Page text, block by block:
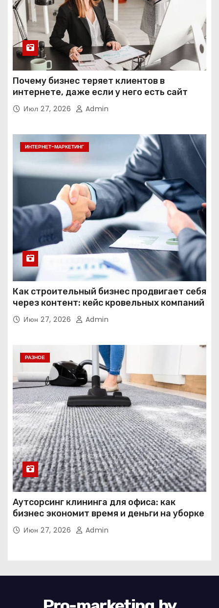
Почему бизнес теряет клиентов в
интернете, даже если у него есть сайт
Июл 27, 2026 Admin
ИНТЕРНЕТ-МАРКЕТИНГ
Как строительный бизнес продвигает себя
через контент: кейс кровельных компаний
Июн 27, 2026 Admin
РАЗНОЕ
Аутсорсинг клининга для офиса: как
бизнес экономит время и деньги на уборке
Июн 27, 2026 Admin